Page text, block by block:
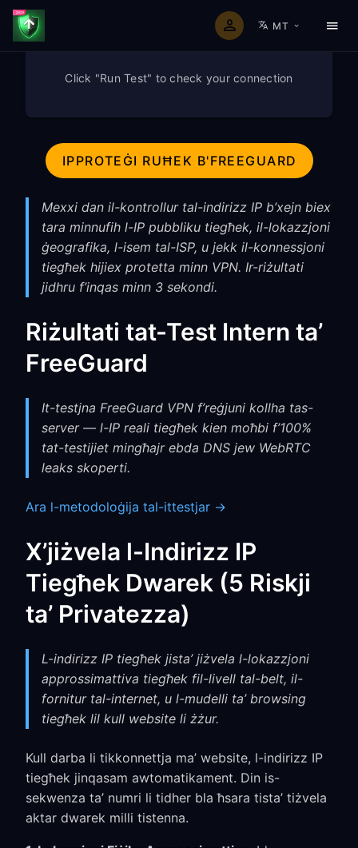
MT
Click "Run Test" to check your connection
IPPROTEĠI RUĦEK B'FREEGUARD
Mexxi dan il-kontrollur tal-indirizz IP b’xejn biex
tara minnufih l-IP pubbliku tiegħek, il-lokazzjoni
ġeografika, l-isem tal-ISP, u jekk il-konnessjoni
tiegħek hijiex protetta minn VPN. Ir-riżultati
jidhru f’inqas minn 3 sekondi.
Riżultati tat-Test Intern ta’
FreeGuard
It-testjna FreeGuard VPN f’reġjuni kollha tas-
server — l-IP reali tiegħek kien moħbi f’100%
tat-testijiet mingħajr ebda DNS jew WebRTC
leaks skoperti.
Ara l-metodoloġija tal-ittestjar →
X’jiżvela l-Indirizz IP
Tiegħek Dwarek (5 Riskji
ta’ Privatezza)
L-indirizz IP tiegħek jista’ jiżvela l-lokazzjoni
approssimattiva tiegħek fil-livell tal-belt, il-
fornitur tal-internet, u l-mudelli ta’ browsing
tiegħek lil kull website li żżur.
Kull darba li tikkonnettja ma’ website, l-indirizz IP
tiegħek jinqasam awtomatikament. Din is-
sekwenza ta’ numri li tidher bla ħsara tista’ tiżvela
aktar dwarek milli tistenna.